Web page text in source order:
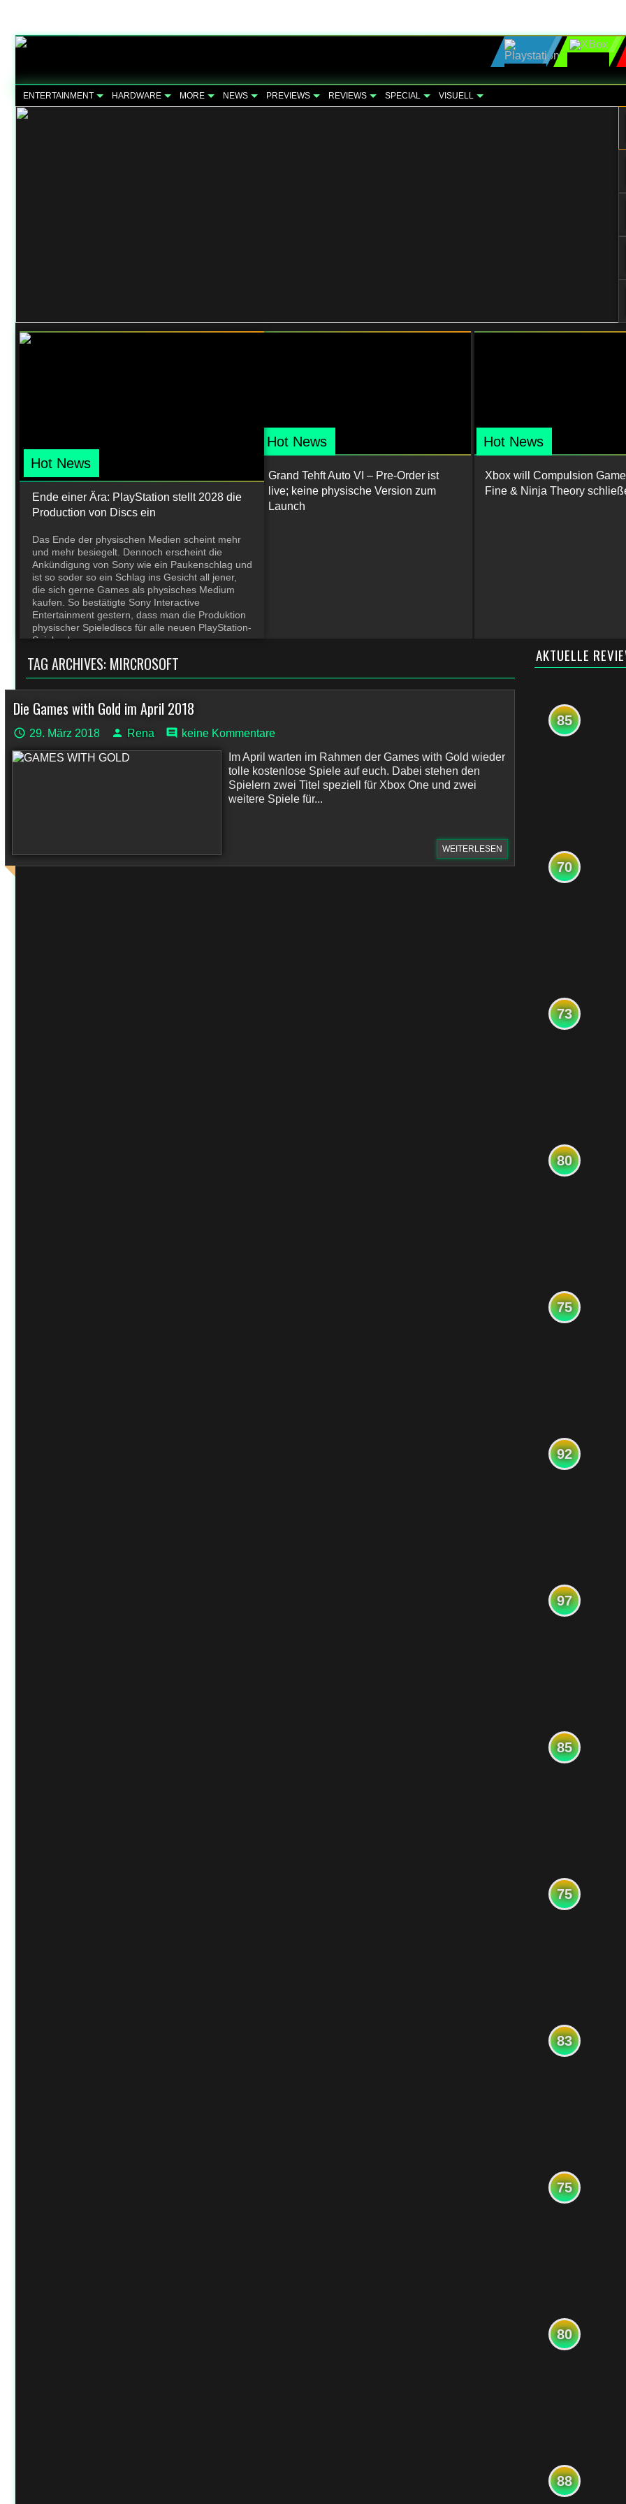
ENTERTAINMENT HARDWARE MORE NEWS PREVIEWS REVIEWS SPECIAL VISUELL
Hot News
Ende einer Ära: PlayStation stellt 2028 die
Production von Discs ein
Das Ende der physischen Medien scheint mehr
und mehr besiegelt. Dennoch erscheint die
Ankündigung von Sony wie ein Paukenschlag und
ist so soder so ein Schlag ins Gesicht all jener,
die sich gerne Games als physisches Medium
kaufen. So bestätigte Sony Interactive
Entertainment gestern, dass man die Produktion
physischer Spielediscs für alle neuen PlayStation-
Spiele ab
Hot News
Grand Tehft Auto VI – Pre-Order ist
live; keine physische Version zum
Launch
Hot News
Xbox will Compulsion
Fine & Ninja Theory
TAG ARCHIVES: MIRCROSOFT
Die Games with Gold im April 2018
29. März 2018 Rena
keine Kommentare
Im April warten im Rahmen der Games with Gold wieder
tolle kostenlose Spiele auf euch. Dabei stehen den
Spielern zwei Titel speziell für Xbox One und zwei
weitere Spiele für...
WEITERLESEN
AKTUELLE
85
70
73
80
75
92
97
85
75
83
75
80
88